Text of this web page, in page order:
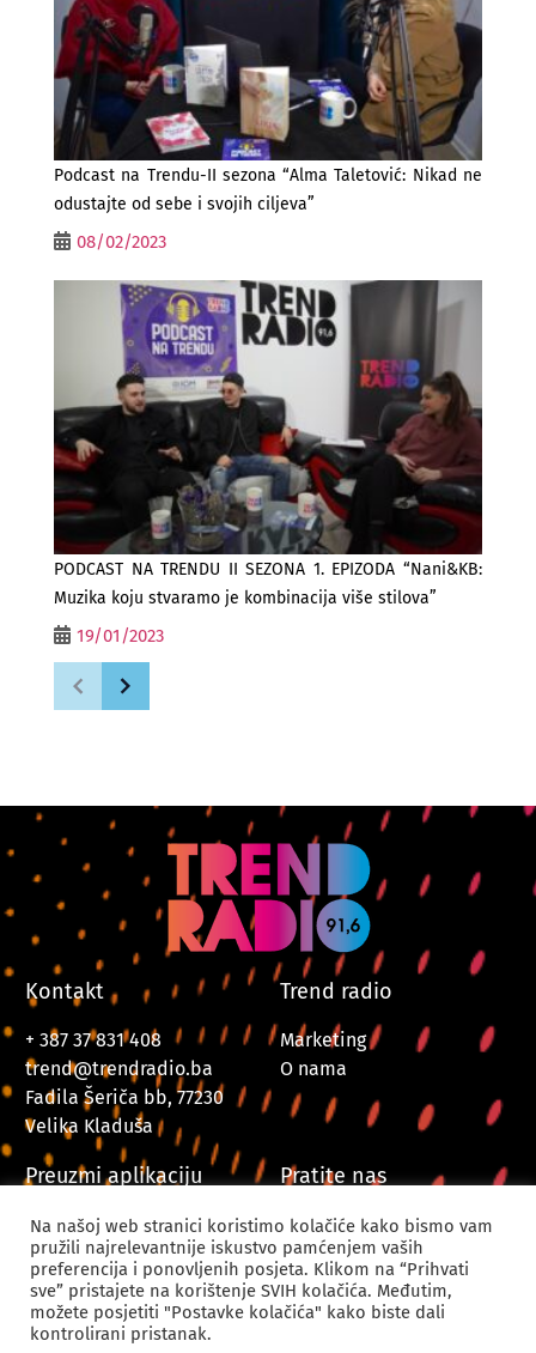
Podcast na Trendu-II sezona “Alma Taletović: Nikad ne
odustajte od sebe i svojih ciljeva”
08/02/2023
PODCAST NA TRENDU II SEZONA 1. EPIZODA “Nani&KB:
Muzika koju stvaramo je kombinacija više stilova”
19/01/2023
Kontakt
+ 387 37 831 408
trend@trendradio.ba
Fadila Šeriča bb, 77230
Velika Kladuša
Trend radio
Marketing
O nama
Preuzmi aplikaciju Pratite nas
Na našoj web stranici koristimo kolačiće kako bismo vam
pružili najrelevantnije iskustvo pamćenjem vaših
preferencija i ponovljenih posjeta. Klikom na “Prihvati
sve” pristajete na korištenje SVIH kolačića. Međutim,
možete posjetiti "Postavke kolačića" kako biste dali
kontrolirani pristanak.